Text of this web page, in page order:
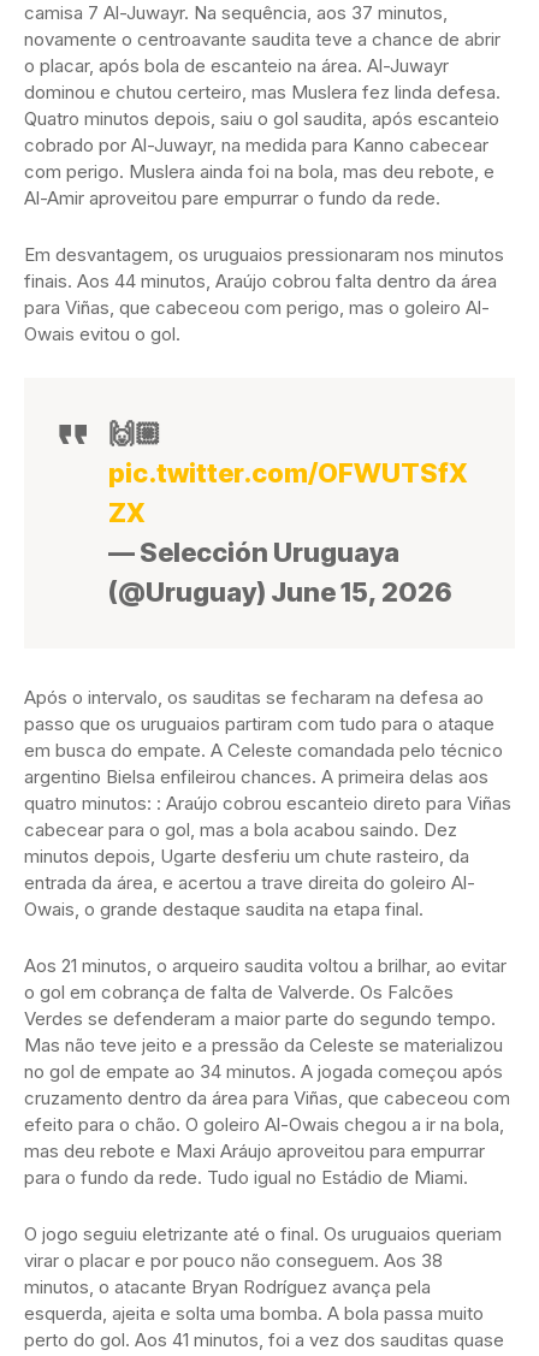
camisa 7 Al-Juwayr. Na sequência, aos 37 minutos,
novamente o centroavante saudita teve a chance de abrir
o placar, após bola de escanteio na área. Al-Juwayr
dominou e chutou certeiro, mas Muslera fez linda defesa.
Quatro minutos depois, saiu o gol saudita, após escanteio
cobrado por Al-Juwayr, na medida para Kanno cabecear
com perigo. Muslera ainda foi na bola, mas deu rebote, e
Al-Amir aproveitou pare empurrar o fundo da rede.
Em desvantagem, os uruguaios pressionaram nos minutos
finais. Aos 44 minutos, Araújo cobrou falta dentro da área
para Viñas, que cabeceou com perigo, mas o goleiro Al-
Owais evitou o gol.
🙌🏼
pic.twitter.com/OFWUTSfX
ZX
— Selección Uruguaya
(@Uruguay) June 15, 2026
Após o intervalo, os sauditas se fecharam na defesa ao
passo que os uruguaios partiram com tudo para o ataque
em busca do empate. A Celeste comandada pelo técnico
argentino Bielsa enfileirou chances. A primeira delas aos
quatro minutos: : Araújo cobrou escanteio direto para Viñas
cabecear para o gol, mas a bola acabou saindo. Dez
minutos depois, Ugarte desferiu um chute rasteiro, da
entrada da área, e acertou a trave direita do goleiro Al-
Owais, o grande destaque saudita na etapa final.
Aos 21 minutos, o arqueiro saudita voltou a brilhar, ao evitar
o gol em cobrança de falta de Valverde. Os Falcões
Verdes se defenderam a maior parte do segundo tempo.
Mas não teve jeito e a pressão da Celeste se materializou
no gol de empate ao 34 minutos. A jogada começou após
cruzamento dentro da área para Viñas, que cabeceou com
efeito para o chão. O goleiro Al-Owais chegou a ir na bola,
mas deu rebote e Maxi Aráujo aproveitou para empurrar
para o fundo da rede. Tudo igual no Estádio de Miami.
O jogo seguiu eletrizante até o final. Os uruguaios queriam
virar o placar e por pouco não conseguem. Aos 38
minutos, o atacante Bryan Rodríguez avança pela
esquerda, ajeita e solta uma bomba. A bola passa muito
perto do gol. Aos 41 minutos, foi a vez dos sauditas quase